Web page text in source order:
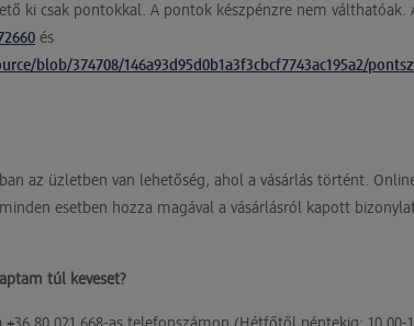
ki csak pontokkal. A pontok készpénzre nem
és
blob/374708/146a93d95d0b1a3f3cbcf7743ac195a2/
az üzletben van lehetőség, ahol a vásárlás történt.
esetben hozza magával a vásárlásról kapott
túl keveset?
80 021 668-as telefonszámon (Hétfőtől péntekig: 10.00-